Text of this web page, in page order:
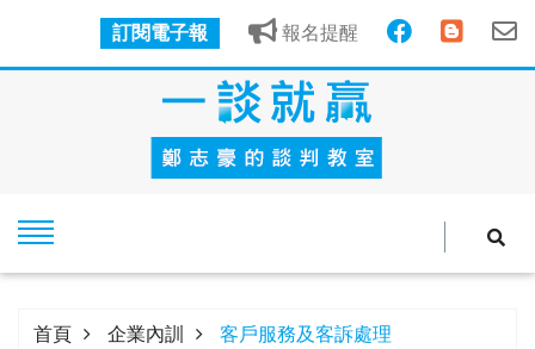
訂閱電子報 報名提醒
首頁 企業內訓 客戶服務及客訴處理